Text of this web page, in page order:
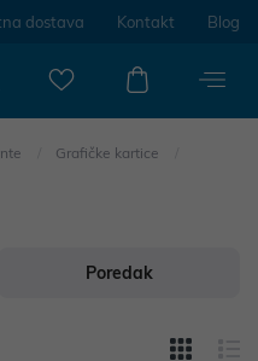
dostava Kontakt Blog
Grafičke kartice
Poredak